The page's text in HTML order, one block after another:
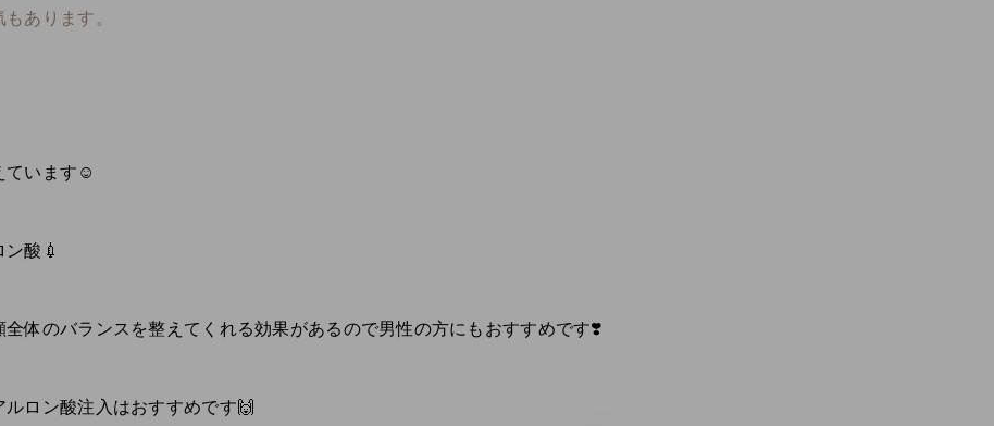
あります。
ています☺️
酸💉
体のバランスを整えてくれる効果があるので男性の方にもおすすめです❣️
ロン酸注入はおすすめです🙌